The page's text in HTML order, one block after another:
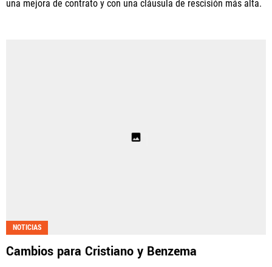
una mejora de contrato y con una cláusula de rescisión más alta.
NOTICIAS
Cambios para Cristiano y Benzema